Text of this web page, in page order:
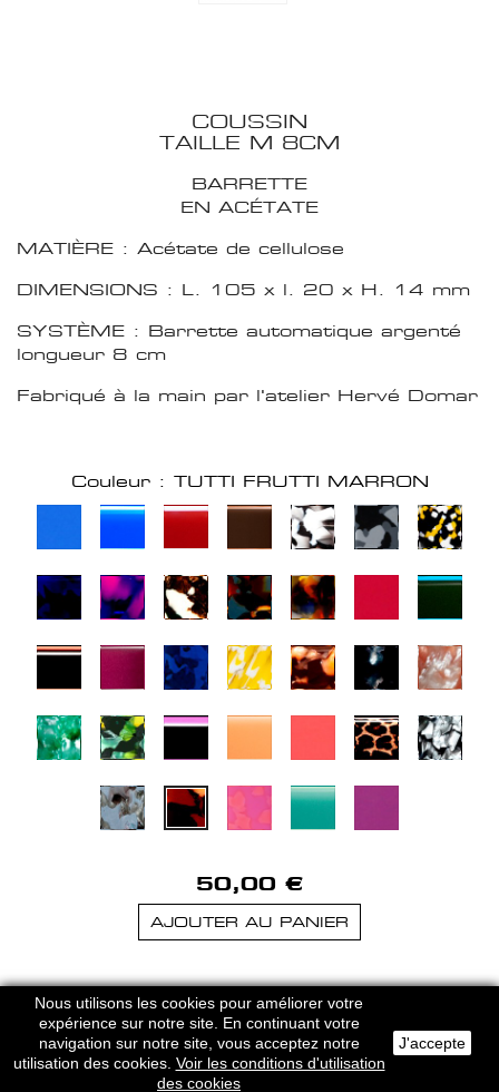
COUSSIN
TAILLE M 8CM
BARRETTE
EN ACÉTATE
MATIÈRE : Acétate de cellulose
DIMENSIONS : L. 105 x l. 20 x H. 14 mm
SYSTÈME : Barrette automatique argenté
longueur 8 cm
Fabriqué à la main par l'atelier Hervé Domar
Couleur : TUTTI FRUTTI MARRON
50,00 €
AJOUTER AU PANIER
MENTIONS LEGALES
Nous utilisons les cookies pour améliorer votre
expérience sur notre site. En continuant votre
navigation sur notre site, vous acceptez notre
utilisation des cookies. Voir les conditions d'utilisation
des cookies
J'accepte